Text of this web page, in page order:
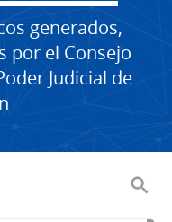
generados,
por el Consejo
Judicial de